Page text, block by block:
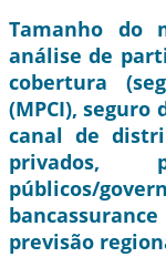
Tamanho do
análise de
cobertura
(MPCI), seguro
canal de
privados,
públicos/
previsão